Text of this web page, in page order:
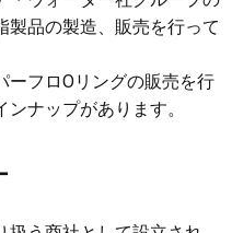
製品の製造、販売を行って
ーフロOリングの販売を行
ナップがあります。